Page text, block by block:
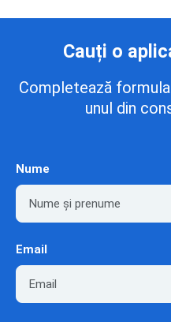
Cauți o
Completează
unul din
Nume
Email